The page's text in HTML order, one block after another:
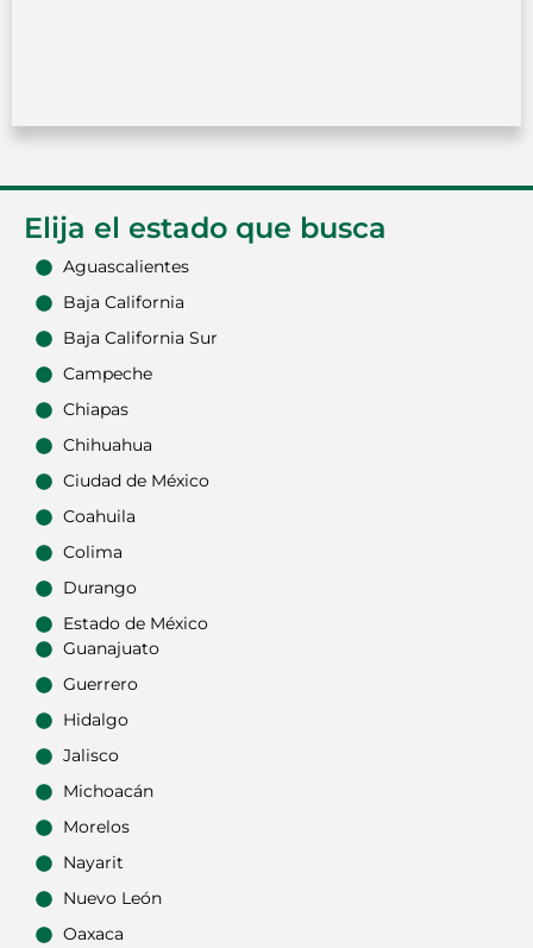
Elija el estado que busca
Aguascalientes
Baja California
Baja California Sur
Campeche
Chiapas
Chihuahua
Ciudad de México
Coahuila
Colima
Durango
Estado de México
Guanajuato
Guerrero
Hidalgo
Jalisco
Michoacán
Morelos
Nayarit
Nuevo León
Oaxaca